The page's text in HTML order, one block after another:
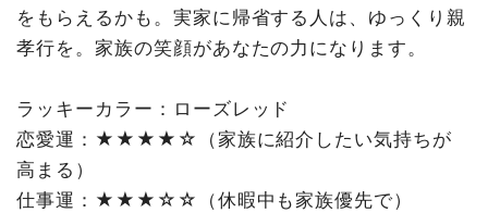
をもらえるかも。実家に帰省する人は、ゆっくり親
孝行を。家族の笑顔があなたの力になります。
ラッキーカラー：ローズレッド
恋愛運：★★★★☆（家族に紹介したい気持ちが
高まる）
仕事運：★★★☆☆（休暇中も家族優先で）